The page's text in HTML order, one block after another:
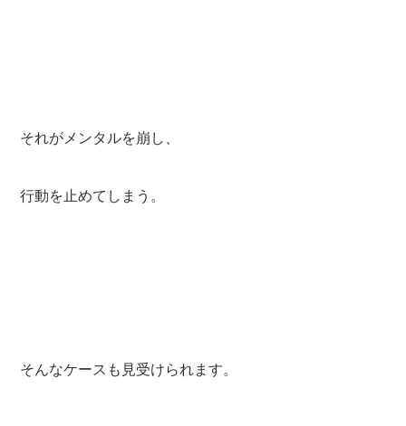
それがメンタルを崩し、
行動を止めてしまう。
そんなケースも見受けられます。